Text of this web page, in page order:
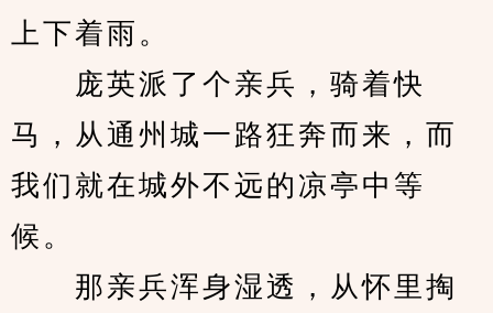
上下着雨。
庞英派了个亲兵，骑着快
马，从通州城一路狂奔而来，而
我们就在城外不远的凉亭中等
候。
那亲兵浑身湿透，从怀里掏